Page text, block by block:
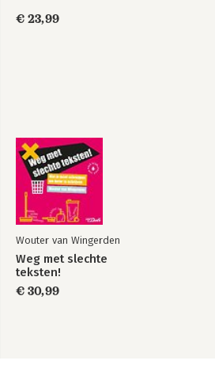
€ 23,99
Wouter van Wingerden
Weg met slechte
teksten!
€ 30,99